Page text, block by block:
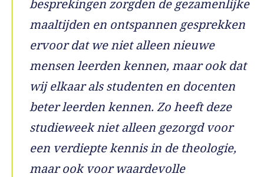
besprekingen zorgden de gezamenlijke
maaltijden en ontspannen gesprekken
ervoor dat we niet alleen nieuwe
mensen leerden kennen, maar ook dat
wij elkaar als studenten en docenten
beter leerden kennen. Zo heeft deze
studieweek niet alleen gezorgd voor
een verdiepte kennis in de theologie,
maar ook voor waardevolle